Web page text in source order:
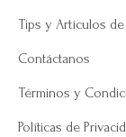
Tips y Artículos
Contáctanos
Términos y
Políticas de